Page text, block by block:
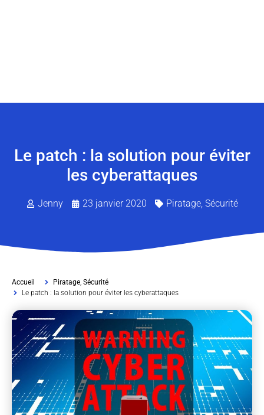
Le patch : la solution pour éviter
les cyberattaques
Jenny 23 janvier 2020 Piratage, Sécurité
Accueil Piratage, Sécurité
Le patch : la solution pour éviter les cyberattaques